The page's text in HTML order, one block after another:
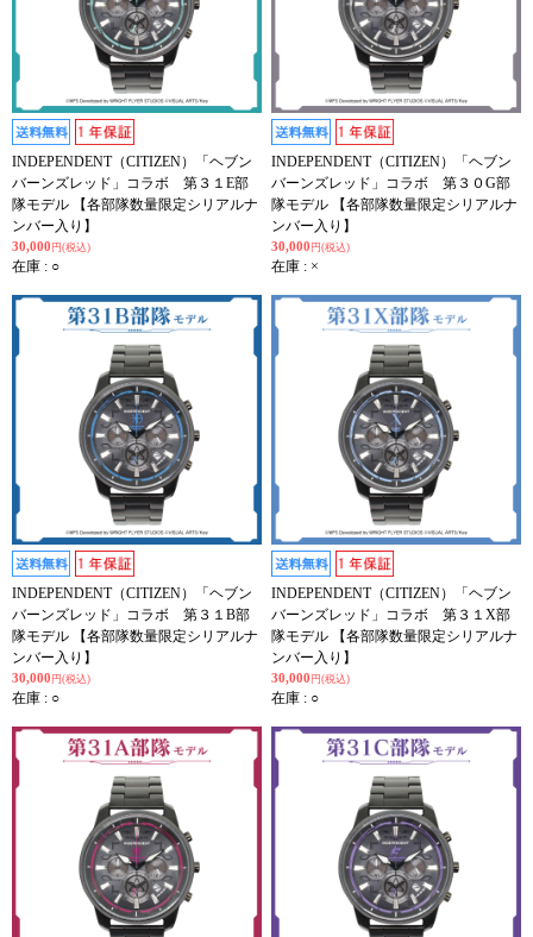
INDEPENDENT（CITIZEN）「ヘブン
バーンズレッド」コラボ 第３１E部
隊モデル 【各部隊数量限定シリアルナ
ンバー入り】
30,000 円(税込)
在庫 : ○
INDEPENDENT（CITIZEN）「ヘブン
バーンズレッド」コラボ 第３０G部
隊モデル 【各部隊数量限定シリアルナ
ンバー入り】
30,000 円(税込)
在庫 : ×
INDEPENDENT（CITIZEN）「ヘブン
バーンズレッド」コラボ 第３１B部
隊モデル 【各部隊数量限定シリアルナ
ンバー入り】
30,000 円(税込)
在庫 : ○
INDEPENDENT（CITIZEN）「ヘブン
バーンズレッド」コラボ 第３１X部
隊モデル 【各部隊数量限定シリアルナ
ンバー入り】
30,000 円(税込)
在庫 : ○